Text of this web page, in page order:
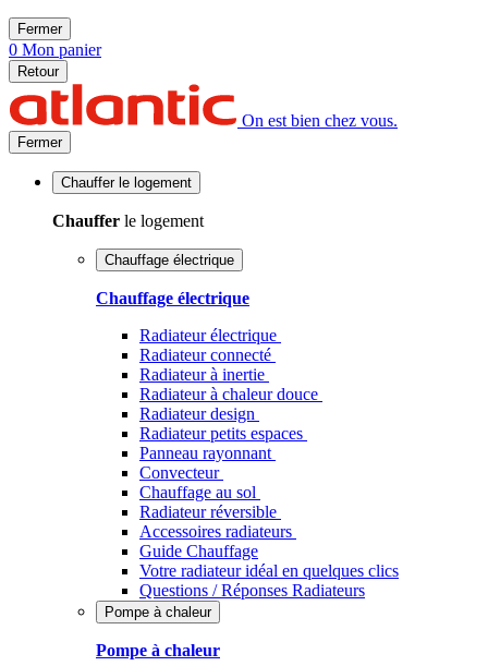
Fermer
0 Mon panier
Retour
On est bien chez vous.
Fermer
Chauffer le logement
Chauffer le logement
Chauffage électrique
Chauffage électrique
Radiateur électrique
Radiateur connecté
Radiateur à inertie
Radiateur à chaleur douce
Radiateur design
Radiateur petits espaces
Panneau rayonnant
Convecteur
Chauffage au sol
Radiateur réversible
Accessoires radiateurs
Guide Chauffage
Votre radiateur idéal en quelques clics
Questions / Réponses Radiateurs
Pompe à chaleur
Pompe à chaleur